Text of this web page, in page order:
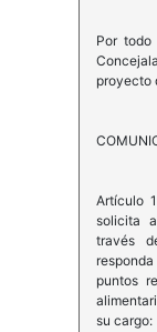
Por
proyecto
Artículo
solicita
través
puntos
su cargo: